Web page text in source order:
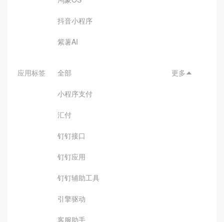
抖音小程序
紫薯AI
应用标签 全部
小程序支付
汇付
钉钉接口
钉钉应用
钉钉辅助工具
引擎驱动
客服助手
更多 